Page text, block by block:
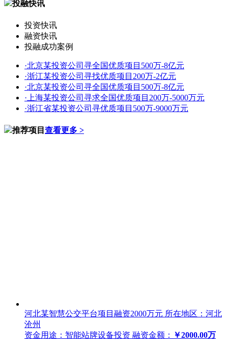
投融快讯
投资快讯
融资快讯
投融成功案例
·北京某投资公司寻全国优质项目500万-8亿元
·浙江某投资公司寻找优质项目200万-2亿元
·北京某投资公司寻全国优质项目500万-8亿元
· 上海某投资公司寻求全国优质项目200万-5000万元
·浙江省某投资公司寻优质项目500万-9000万元
推荐项目 查看更多 >
河北某智慧公交平台项目融资2000万元 所在地区：河北
沧州
资金用途：智能站牌设备投资 融资金额： ￥2000.00万